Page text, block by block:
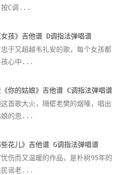
按C调...
孩》吉他谱 D调指法弹唱谱
于又超越韦礼安的歌，每个女孩都
孩心中...
《你的姑娘》吉他谱 C调指法弹唱谱
首歌大火，隔壁老樊的烟嗓，唱出
娘的思...
花儿》吉他谱 G调指法弹唱谱
伤而又温暖的作品，是朴树95年的
民谣老...